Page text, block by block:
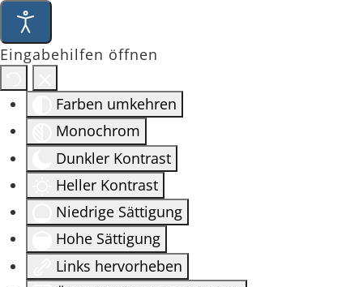
Eingabehilfen öffnen
Farben umkehren
Monochrom
Dunkler Kontrast
Heller Kontrast
Niedrige Sättigung
Hohe Sättigung
Links hervorheben